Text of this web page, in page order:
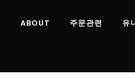
ABOUT 주문관련 유